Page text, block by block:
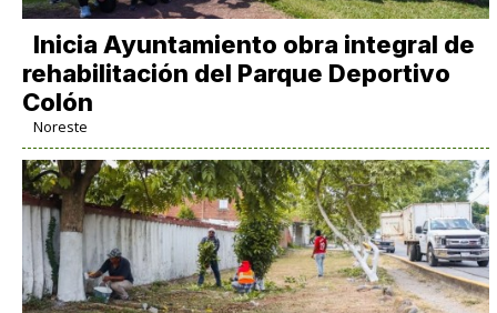
Inicia Ayuntamiento obra integral de
rehabilitación del Parque Deportivo
Colón
Noreste